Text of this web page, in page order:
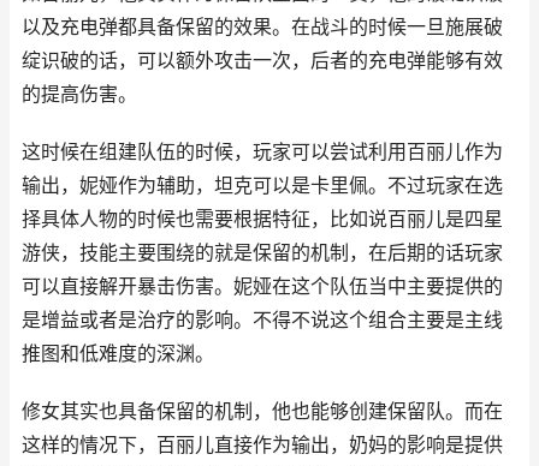
以及充电弹都具备保留的效果。在战斗的时候一旦施展破
绽识破的话，可以额外攻击一次，后者的充电弹能够有效
的提高伤害。
这时候在组建队伍的时候，玩家可以尝试利用百丽儿作为
输出，妮娅作为辅助，坦克可以是卡里佩。不过玩家在选
择具体人物的时候也需要根据特征，比如说百丽儿是四星
游侠，技能主要围绕的就是保留的机制，在后期的话玩家
可以直接解开暴击伤害。妮娅在这个队伍当中主要提供的
是增益或者是治疗的影响。不得不说这个组合主要是主线
推图和低难度的深渊。
修女其实也具备保留的机制，他也能够创建保留队。而在
这样的情况下，百丽儿直接作为输出，奶妈的影响是提供